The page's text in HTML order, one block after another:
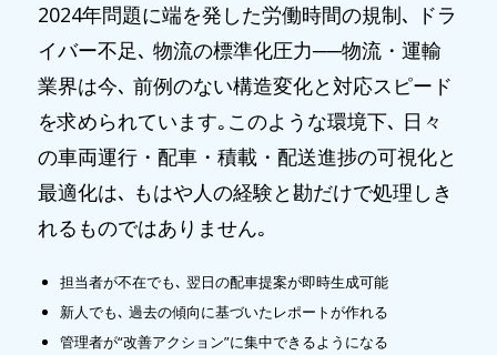
2024年問題に端を発した労働時間の規制､ ドラ
イバー不足､ 物流の標準化圧力──物流・運輸
業界は今､ 前例のない構造変化と対応スピード
を求められています｡このような環境下､ 日々
の車両運行・配車・積載・配送進捗の可視化と
最適化は､ もはや人の経験と勘だけで処理しき
れるものではありません｡
担当者が不在でも､ 翌日の配車提案が即時生成可能
新人でも､ 過去の傾向に基づいたレポートが作れる
管理者が“改善アクション”に集中できるようになる